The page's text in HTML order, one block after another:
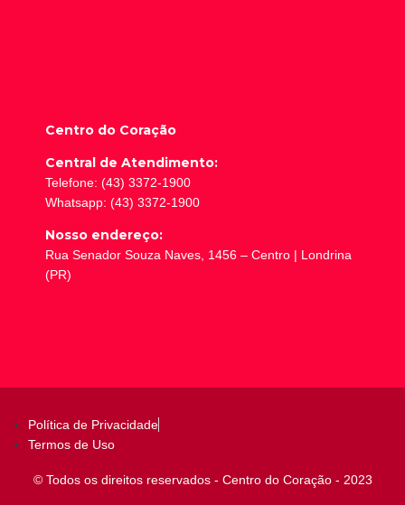
Centro do Coração
Central de Atendimento:
Telefone: (43) 3372-1900
Whatsapp: (43) 3372-1900
Nosso endereço:
Rua Senador Souza Naves, 1456 – Centro | Londrina
(PR)
Política de Privacidade
Termos de Uso
© Todos os direitos reservados - Centro do Coração - 2023